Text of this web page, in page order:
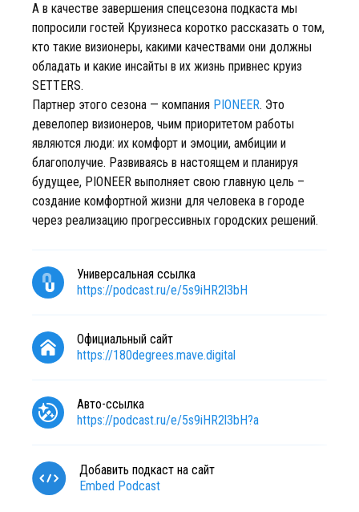
А в качестве завершения спецсезона подкаста мы
попросили гостей Круизнеса коротко рассказать о том,
кто такие визионеры, какими качествами они должны
обладать и какие инсайты в их жизнь привнес круиз
SETTERS.
Партнер этого сезона — компания PIONEER. Это
девелопер визионеров, чьим приоритетом работы
являются люди: их комфорт и эмоции, амбиции и
благополучие. Развиваясь в настоящем и планируя
будущее, PIONEER выполняет свою главную цель –
создание комфортной жизни для человека в городе
через реализацию прогрессивных городских решений.
Универсальная ссылка
https://podcast.ru/e/5s9iHR2l3bH
Официальный сайт
https://180degrees.mave.digital
Авто-ссылка
https://podcast.ru/e/5s9iHR2l3bH?a
Добавить подкаст на сайт
Embed Podcast